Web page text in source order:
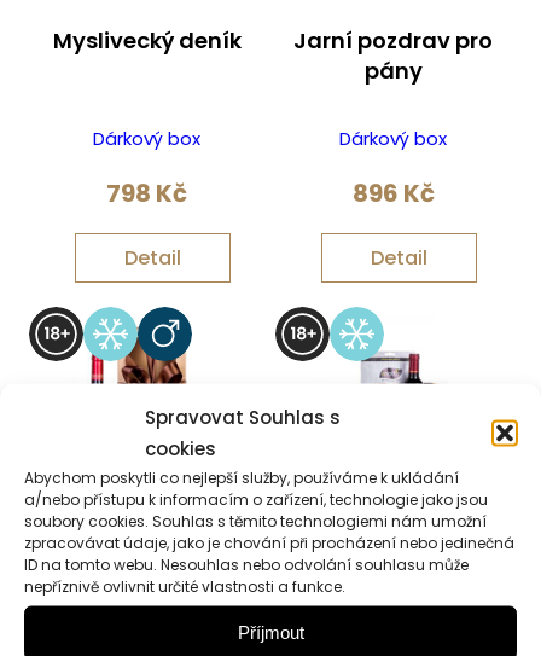
Spravovat Souhlas s
cookies
Abychom poskytli co nejlepší služby, používáme k ukládání
a/nebo přístupu k informacím o zařízení, technologie jako jsou
soubory cookies. Souhlas s těmito technologiemi nám umožní
zpracovávat údaje, jako je chování při procházení nebo jedinečná
ID na tomto webu. Nesouhlas nebo odvolání souhlasu může
nepříznivě ovlivnit určité vlastnosti a funkce.
Příjmout
Myslivecký deník
Dárkový box
798 Kč
Detail
Jarní pozdrav pro
pány
Dárkový box
896 Kč
Detail
Zvěřinové hody Elixír mládí